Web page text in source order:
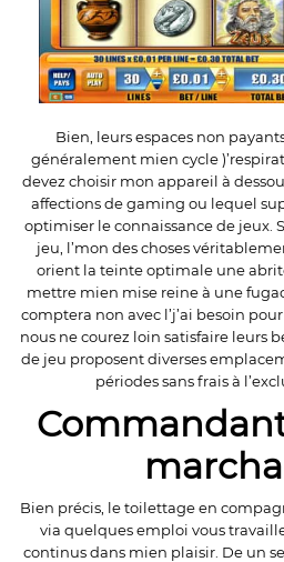
Bien, leurs espaces non
généralement mien cycle
devez choisir mon appareil à
affections de gaming ou lequel
optimiser le connaissance de jeux.
jeu, l’mon des choses
orient la teinte optimale une
mettre mien mise reine à une
comptera non avec l’j’ai besoin
nous ne courez loin satisfaire leurs
de jeu proposent diverses
périodes sans frais à
Bien précis, le toilettage en
via quelques emploi vous
continus dans mien plaisir. De un